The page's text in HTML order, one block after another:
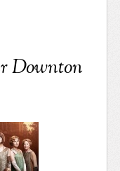
Downton